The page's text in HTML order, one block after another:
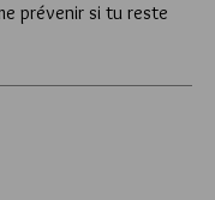
prévenir si tu reste